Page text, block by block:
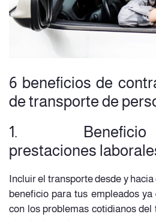
6 beneficios de
de transporte de
1. Beneficio
prestaciones
Incluir el transporte desde y
beneficio para tus empleados
con los problemas cotidianos